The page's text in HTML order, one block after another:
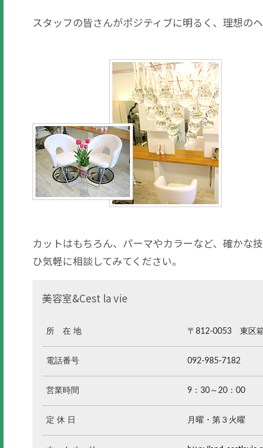
スタッフの皆さんがポジティブに明るく、理想の
カットはもちろん、パーマやカラーなど、確かな
ひ気軽に相談してみてください。
美容室&Cest la vie
所 在 地 〒812-0053 東区
電話番号 092-985-7182
営業時間 9：30～20：00
定 休 日 月曜・第３火曜